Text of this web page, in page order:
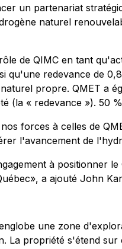
un partenariat
naturel
de QIMC en tant
qu'une redevance de
propre. QMET a
(la « redevance »). 50
forces à celles de
l'avancement de
à positionner
a ajouté John
une zone
La propriété s'étend